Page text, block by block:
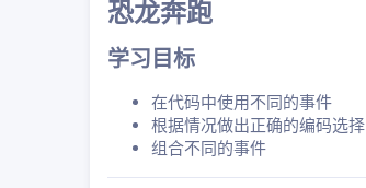
恐龙奔跑​
学习目标​
在代码中使用不同的事件
根据情况做出正确的编码选择
组合不同的事件